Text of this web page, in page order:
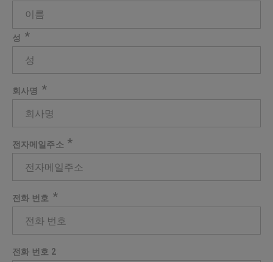
성 *
회사명 *
전자메일주소 *
전화 번호 *
전화 번호 2